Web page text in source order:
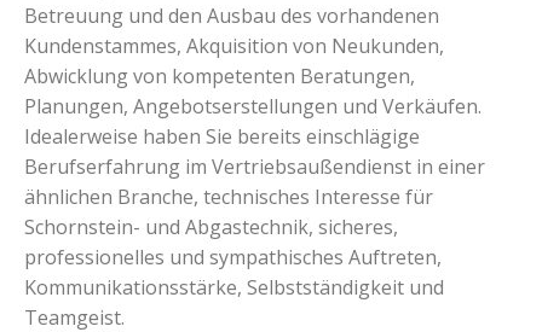
Betreuung und den Ausbau des vorhandenen
Kundenstammes, Akquisition von Neukunden,
Abwicklung von kompetenten Beratungen,
Planungen, Angebotserstellungen und Verkäufen.
Idealerweise haben Sie bereits einschlägige
Berufserfahrung im Vertriebsaußendienst in einer
ähnlichen Branche, technisches Interesse für
Schornstein- und Abgastechnik, sicheres,
professionelles und sympathisches Auftreten,
Kommunikationsstärke, Selbstständigkeit und
Teamgeist.